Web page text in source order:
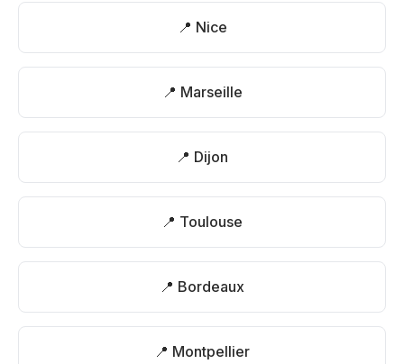
📍 Nice
📍 Marseille
📍 Dijon
📍 Toulouse
📍 Bordeaux
📍 Montpellier